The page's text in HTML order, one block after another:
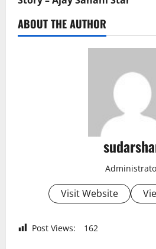
ABOUT THE AUTHOR
Visit Website
Post Views: 162